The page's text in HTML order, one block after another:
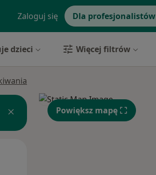
Zaloguj się Dla profesjonalistów
dzieci Więcej filtrów
Powiększ mapę